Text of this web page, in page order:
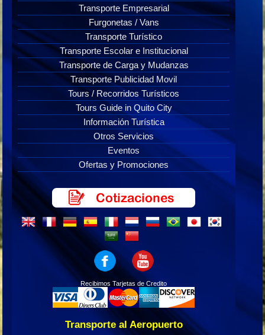
Transporte Empresarial
Furgonetas / Vans
Transporte Turístico
Transporte Escolar e Institucional
Transporte de Carga y Mudanzas
Transporte Publicidad Movil
Tours / Recorridos Turísticos
Tours Guide in Quito City
Información Turística
Otros Servicios
Eventos
Ofertas y Promociones
Recibimos Tarjetas de Credito
Transporte al Aeropuerto